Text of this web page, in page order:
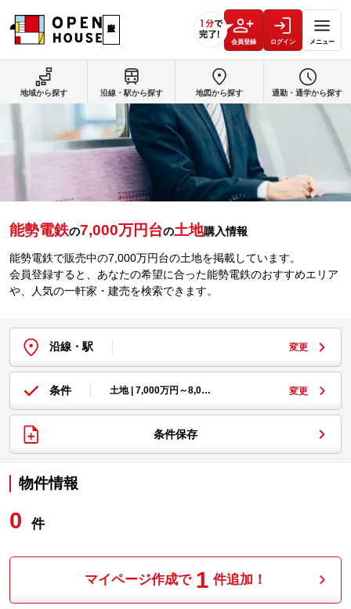
会員登録 ログイン メニュー
能勢電鉄の7,000万円台の土地購入情報
能勢電鉄で販売中の7,000万円台の土地を掲載しています。
会員登録すると、あなたの希望に合った能勢電鉄のおすすめエリア
や、人気の一軒家・建売を検索できます。
沿線・駅 変更
条件 土地 | 7,000万円～8,0… 変更
条件保存
物件情報
0 件
マイページ作成で 1 件追加！
地域から探す 沿線・駅から探す 地図から探す 通勤・通学から探す